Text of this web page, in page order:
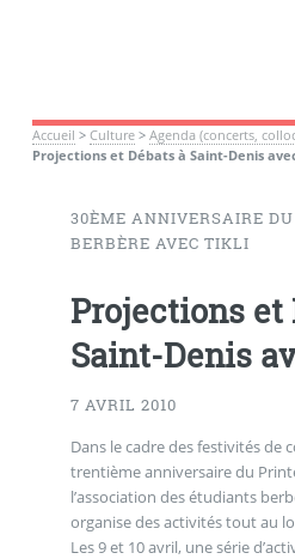
Accueil > Culture> Agenda (concerts,
Projections et Débats à Saint-Denis
30ÈME ANNIVERSAIRE
BERBÈRE AVEC TIKLI
Projections et
Saint-Denis
7 AVRIL 2010
Dans le cadre des festivités de
trentième anniversaire du
l’association des étudiants
organise des activités tout au
Les 9 et 10 avril, une série